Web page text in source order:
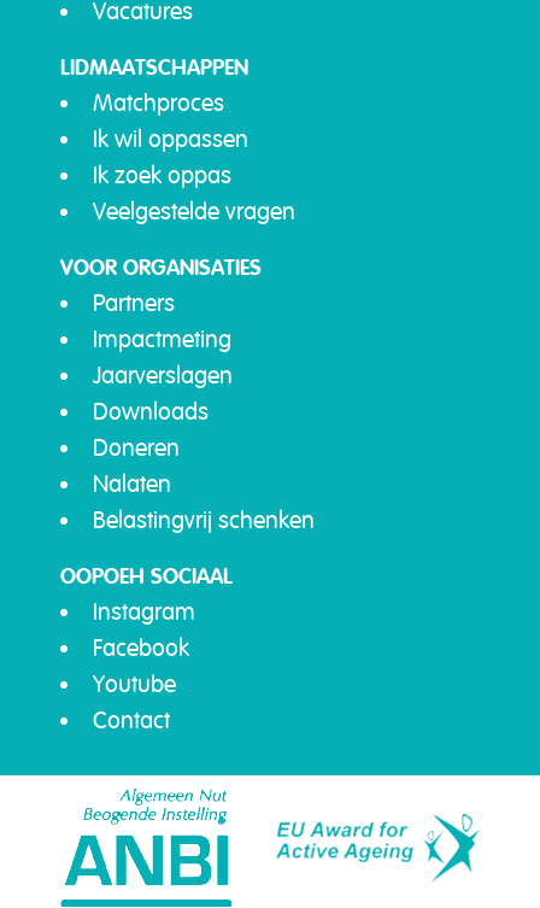
Vacatures
LIDMAATSCHAPPEN
Matchproces
Ik wil oppassen
Ik zoek oppas
Veelgestelde vragen
VOOR ORGANISATIES
Partners
Impactmeting
Jaarverslagen
Downloads
Doneren
Nalaten
Belastingvrij schenken
OOPOEH SOCIAAL
Instagram
Facebook
Youtube
Contact